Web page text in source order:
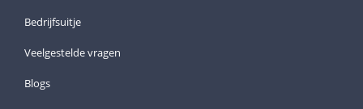
Bedrijfsuitje
Veelgestelde vragen
Blogs